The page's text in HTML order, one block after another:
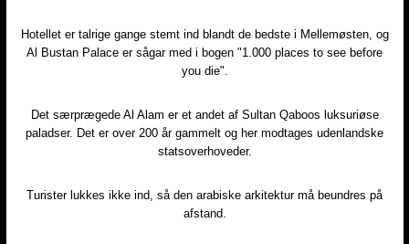
Hotellet er talrige gange stemt ind blandt de bedste i Mellemøsten, og
Al Bustan Palace er sågar med i bogen "1.000 places to see before
you die".​
Det særprægede Al Alam er et andet af Sultan Qaboos luksuriøse
paladser. Det er over 200 år gammelt og her modtages udenlandske
statsoverhoveder.​
Turister lukkes ikke ind, så den arabiske arkitektur må beundres på
afstand.​